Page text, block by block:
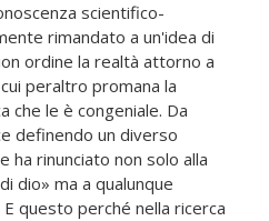
scientifico-
rimandato a un'idea di
ordine la realtà attorno a
peraltro promana la
che le è congeniale. Da
definendo un diverso
ha rinunciato non solo alla
dio» ma a qualunque
questo perché nella ricerca